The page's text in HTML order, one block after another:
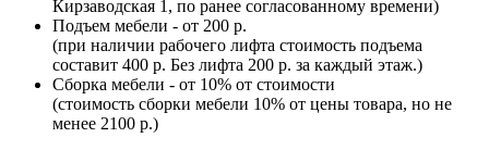
Кирзаводская 1, по ранее согласованному времени)
Подъем мебели - от 200 р.
(при наличии рабочего лифта стоимость подъема
составит 400 р. Без лифта 200 р. за каждый этаж.)
Сборка мебели - от 10% от стоимости
(стоимость сборки мебели 10% от цены товара, но не
менее 2100 р.)